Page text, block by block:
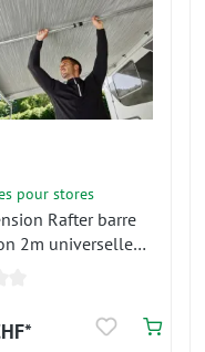
pour stores
Rafter barre
2m universelle